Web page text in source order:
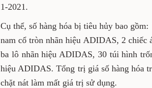
1-2021.
Cụ thể, số hàng hóa bị tiêu hủy bao
nam cổ tròn nhãn hiệu ADIDAS, 2 chiếc
ba lô nhãn hiệu ADIDAS, 30 túi hình
hiệu ADIDAS. Tổng trị giá số hàng hóa
chặt nát làm mất giá trị sử dụng.